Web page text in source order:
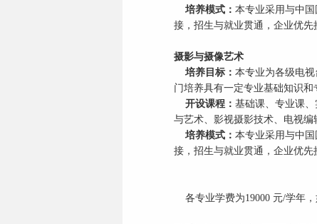
培养模式： 本专业采用与中
接，招生与就业贯通，企业优先
摄影与摄像艺术
培养目标： 本专业为各级电
门培养具有一定专业基础知识和
开设课程： 基础课、专业课
与艺术、影视摄影技术、电视编
培养模式： 本专业采用与中
接，招生与就业贯通，企业优先
各专业学费为19000 元/学年，